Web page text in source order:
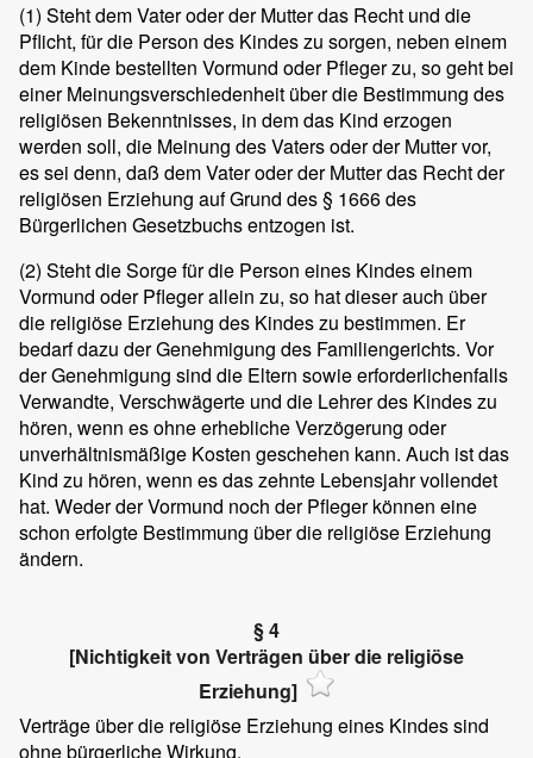
(1) Steht dem Vater oder der Mutter das Recht und die
Pflicht, für die Person des Kindes zu sorgen, neben einem
dem Kinde bestellten Vormund oder Pfleger zu, so geht bei
einer Meinungsverschiedenheit über die Bestimmung des
religiösen Bekenntnisses, in dem das Kind erzogen
werden soll, die Meinung des Vaters oder der Mutter vor,
es sei denn, daß dem Vater oder der Mutter das Recht der
religiösen Erziehung auf Grund des § 1666 des
Bürgerlichen Gesetzbuchs entzogen ist.
(2) Steht die Sorge für die Person eines Kindes einem
Vormund oder Pfleger allein zu, so hat dieser auch über
die religiöse Erziehung des Kindes zu bestimmen. Er
bedarf dazu der Genehmigung des Familiengerichts. Vor
der Genehmigung sind die Eltern sowie erforderlichenfalls
Verwandte, Verschwägerte und die Lehrer des Kindes zu
hören, wenn es ohne erhebliche Verzögerung oder
unverhältnismäßige Kosten geschehen kann. Auch ist das
Kind zu hören, wenn es das zehnte Lebensjahr vollendet
hat. Weder der Vormund noch der Pfleger können eine
schon erfolgte Bestimmung über die religiöse Erziehung
ändern.
§ 4
[Nichtigkeit von Verträgen über die religiöse
Erziehung]
Verträge über die religiöse Erziehung eines Kindes sind
ohne bürgerliche Wirkung.